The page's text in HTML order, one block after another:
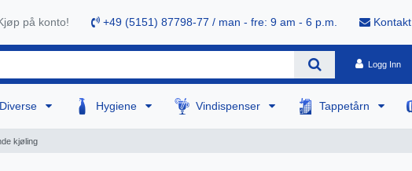
på konto! +49 (5151) 87798-77 / man - fre: 9 am - 6 p.m. Kontakt
Logg Inn
Diverse Hygiene Vindispenser Tappetårn
kjøling